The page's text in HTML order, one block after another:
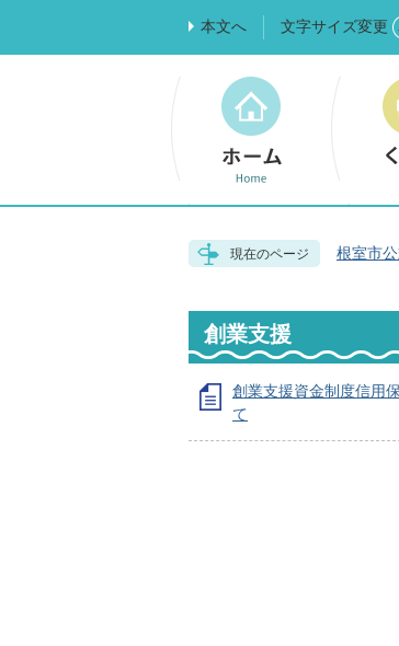
本文へ 文字サイズ変更
現在のページ 根室市
創業支援
創業支援資金制度信用
て